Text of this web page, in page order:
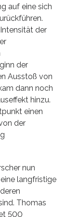
auf eine sich
der
der
Ausstoß von
dann noch
hinzu.
einen
der
nun
langfristige
Thomas
500